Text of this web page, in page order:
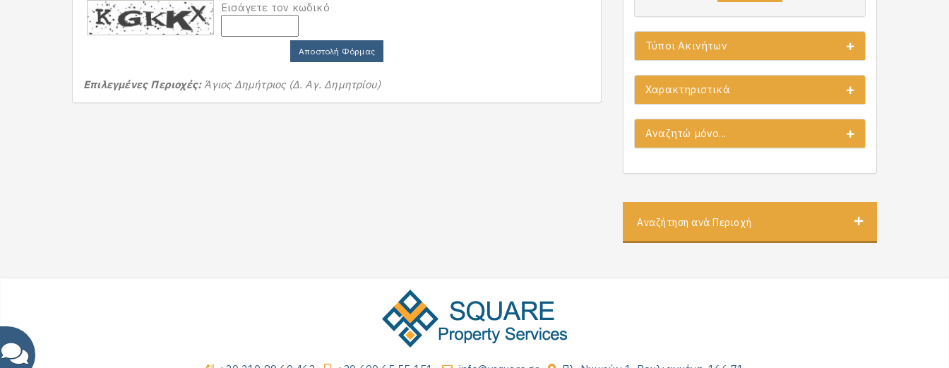
Εισάγετε τον κωδικό
Αποστολή Φόρμας
Επιλεγμένες Περιοχές:Άγιος Δημήτριος (Δ. Αγ. Δημητρίου)
Τύποι Ακινήτων
Χαρακτηριστικά
Αναζητώ μόνο...
Αναζήτηση ανά Περιοχή